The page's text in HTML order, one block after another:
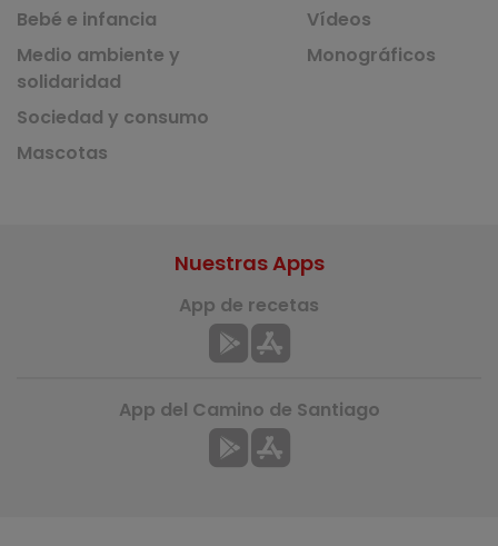
Bebé e infancia
Medio ambiente y
solidaridad
Sociedad y consumo
Mascotas
Vídeos
Monográficos
Nuestras Apps
App de recetas
App del Camino de Santiago